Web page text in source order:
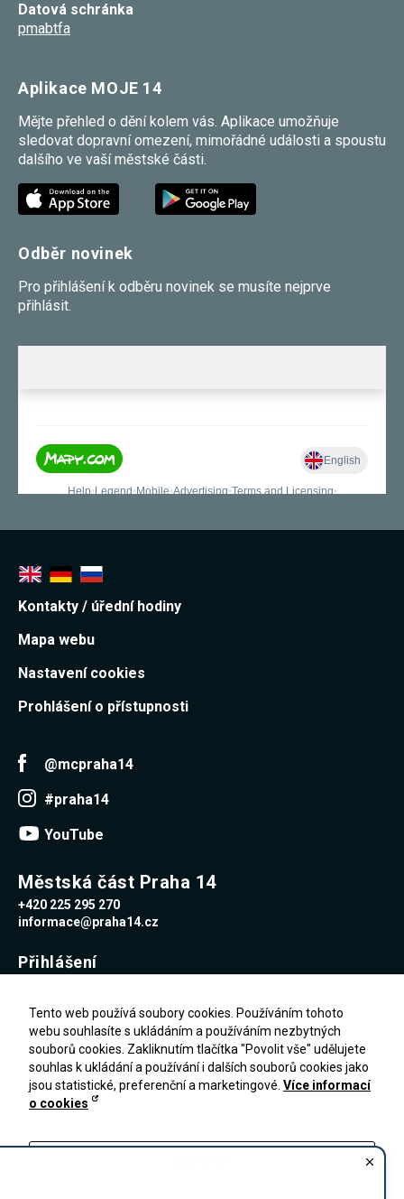
Datová schránka
pmabtfa
Aplikace MOJE 14
Mějte přehled o dění kolem vás. Aplikace umožňuje
sledovat dopravní omezení, mimořádné události a spoustu
dalšího ve vaší městské části.
Odběr novinek
Pro přihlášení k odběru novinek se musíte nejprve
přihlásit.
Kontakty / úřední hodiny
Mapa webu
Nastavení cookies
Prohlášení o přístupnosti
@mcpraha14
#praha14
YouTube
Městská část Praha 14
+420 225 295 270
informace@praha14.cz
Přihlášení
Heslo
Tento web používá soubory cookies. Používáním tohoto
webu souhlasíte s ukládáním a používáním nezbytných
souborů cookies. Zakliknutím tlačítka "Povolit vše" udělujete
souhlas k ukládání a používání i dalších souborů cookies jako
jsou statistické, preferenční a marketingové. Více informací
o cookies